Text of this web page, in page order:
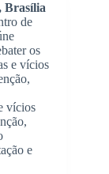
Brasília
de
os
e vícios
vícios
e